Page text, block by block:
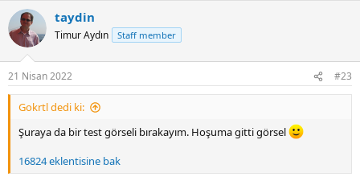
c
t
i
n
s
:
taydin
Timur Aydın Staff member
21 Nisan 2022 #23
Gokrtl dedi ki:
Şuraya da bir test görseli bırakayım. Hoşuma gitti görsel
16824 eklentisine bak